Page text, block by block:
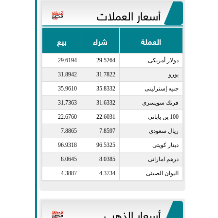
أسعار العملات
العملة شراء بيع
دولار أمريكى​ 29.5264
29.6194
يورو​ 31.7822
31.8942
جنيه إسترلينى​ 35.8332
35.9610
فرنك سويسرى​ 31.6332
31.7363
100 ين يابانى​ 22.6031
22.6760
ريال سعودى​ 7.8597
7.8865
دينار كويتى​ 96.5325
96.9318
درهم اماراتى​ 8.0385
8.0645
اليوان الصينى​ 4.3734
4.3887
أسعار الذهب